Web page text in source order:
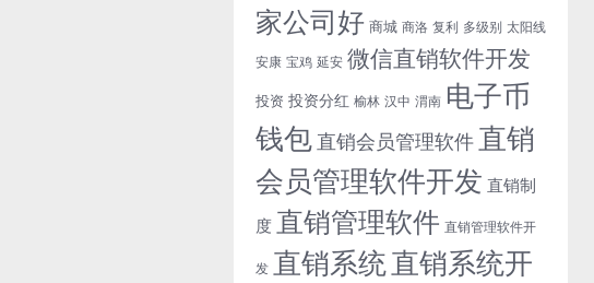
家公司好 商城 商洛 复利 多级别 太阳线
安康 宝鸡 延安 微信直销软件开发
投资 投资分红 榆林 汉中 渭南 电子币
钱包 直销会员管理软件 直销
会员管理软件开发 直销制
度 直销管理软件 直销管理软件开
发 直销系统直销系统开